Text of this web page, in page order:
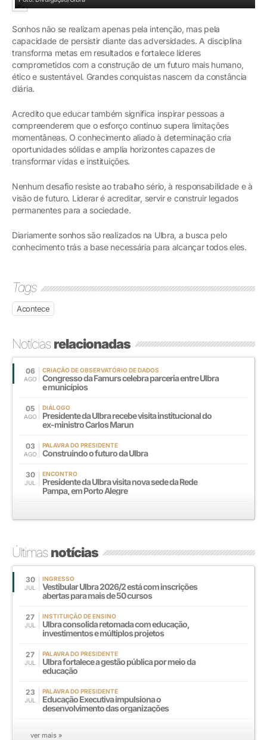
Sonhos não se realizam apenas pela intenção, mas pela
capacidade de persistir diante das adversidades. A disciplina
transforma metas em resultados e fortalece líderes
comprometidos com a construção de um futuro mais humano,
ético e sustentável. Grandes conquistas nascem da constância
diária.
Acredito que educar também significa inspirar pessoas a
compreenderem que o esforço contínuo supera limitações
momentâneas. O conhecimento aliado à determinação cria
oportunidades sólidas e amplia horizontes capazes de
transformar vidas e instituições.
Nenhum desafio resiste ao trabalho sério, à responsabilidade e à
visão de futuro. Liderar é acreditar, servir e construir legados
permanentes para a sociedade.
Diariamente sonhos são realizados na Ulbra, a busca pelo
conhecimento trás a base necessária para alcançar todos eles.
Tags
Acontece
Notíciasrelacionadas
06
AGO
CRIAÇÃO DE OBSERVATÓRIO DE DADOS
Congresso da Famurs celebra parceria entre Ulbra
e municípios
05
AGO
DIÁLOGO
Presidente da Ulbra recebe visita institucional do
ex-ministro Carlos Marun
03
AGO
PALAVRA DO PRESIDENTE
Construindo o futuro da Ulbra
30
JUL
ENCONTRO
Presidente da Ulbra visita nova sede da Rede
Pampa, em Porto Alegre
Últimasnotícias
30
JUL
INGRESSO
Vestibular Ulbra 2026/2 está com inscrições
abertas para mais de 50 cursos
27
JUL
INSTITUIÇÃO DE ENSINO
Ulbra consolida retomada com educação,
investimentos e múltiplos projetos
27
JUL
PALAVRA DO PRESIDENTE
Ulbra fortalece a gestão pública por meio da
educação
23
JUL
PALAVRA DO PRESIDENTE
Educação Executiva impulsiona o
desenvolvimento das organizações
ver mais »